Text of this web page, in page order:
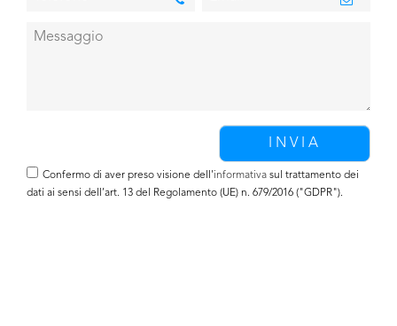
Confermo di aver preso visione dell'informativa sul trattamento dei
dati ai sensi dell’art. 13 del Regolamento (UE) n. 679/2016 ("GDPR").